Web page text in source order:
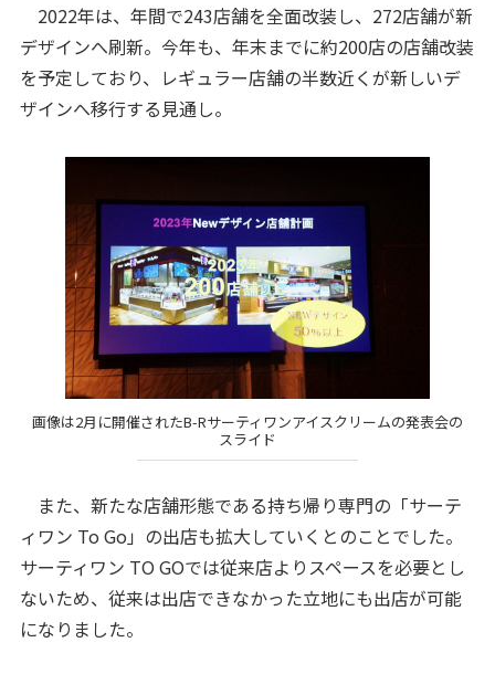
2022年は、年間で243店舗を全面改装し、272店舗が新
デザインへ刷新。今年も、年末までに約200店の店舗改装
を予定しており、レギュラー店舗の半数近くが新しいデ
ザインへ移行する見通し。
画像は2月に開催されたB-Rサーティワンアイスクリームの発表会の
スライド
また、新たな店舗形態である持ち帰り専門の「サーテ
ィワン To Go」の出店も拡大していくとのことでした。
サーティワン TO GOでは従来店よりスペースを必要とし
ないため、従来は出店できなかった立地にも出店が可能
になりました。